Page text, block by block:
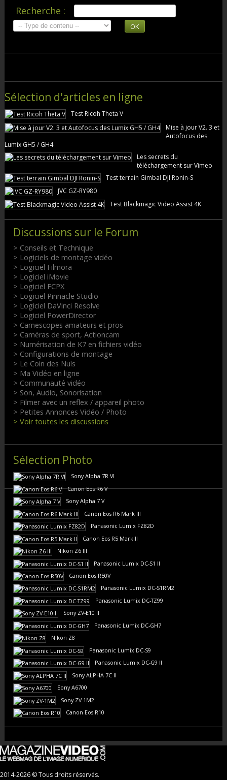
Recherche :
OK
Sélection d'articles en ligne
Test Ricoh Theta V
Mise à jour V2. 3 et
Autofocus des
Lumix GH5 / GH4
Les secrets du
téléchargement sur Vimeo
Test terrain Gimbal DJI Ronin-S
JVC GZ-RY980
Test Blackmagic Video Assist 4K
Discussions sur le Forum
> Conseils et Technique
> Logiciels de montage vidéo
> Logiciel Filmora
> Logiciel iMovie
> Logiciel FCPX
> Logiciel Pinnacle Studio
> Logiciel DaVinci Resolve
> Logiciel PowerDirector
> Camescopes amateurs et pros
> Caméras de sport, Actioncam
> Numérisation de K7 en fichiers vidéo
> Configurations de montage
> Le Coin des Nuls
> Ma Vidéo en ligne
> Communauté vidéo
> Son, Audio, Sonorisation
> Filmer avec un reflex / appareil photo
> Petites Annonces Vidéo / Photo
> Voir toutes les discussions
Sélection Photo
Sony Alpha 7R VI
Canon Eos R6 V
Sony Alpha 7 V
Canon Eos R6 Mark III
Panasonic Lumix FZ82D
Canon Eos R5 Mark II
Nikon Z6 III
Panasonic Lumix DC-S1 II
Canon Eos R50V
Panasonic Lumix DC-S1RM2
Panasonic Lumix DC-TZ99
Sony ZV-E10 II
Panasonic Lumix DC-GH7
Nikon Z8
Panasonic Lumix DC-S9
Panasonic Lumix DC-G9 II
Sony ALPHA 7C II
Sony A6700
Sony ZV-1M2
Canon Eos R10
2014-2026 © Tous droits réservés.